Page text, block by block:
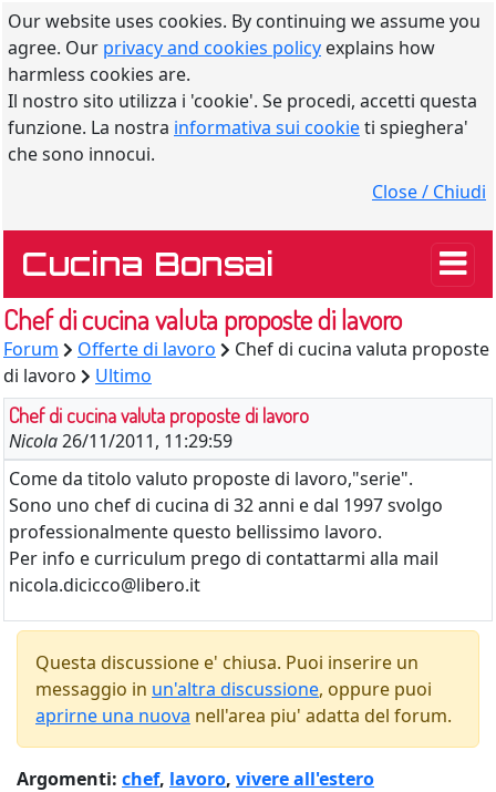
Our website uses cookies. By continuing we assume you
agree. Our privacy and cookies policy explains how
harmless cookies are.
Il nostro sito utilizza i 'cookie'. Se procedi, accetti questa
funzione. La nostra informativa sui cookieti spieghera'
che sono innocui.
Close / Chiudi
Cucina Bonsai
Chef di cucina valuta proposte di lavoro
Forum Offerte di lavoro
Chef di cucina valuta proposte
di lavoro
Ultimo
Chef di cucina valuta proposte di lavoro
Nicola26/11/2011, 11:29:59
Come da titolo valuto proposte di lavoro,"serie".
Sono uno chef di cucina di 32 anni e dal 1997 svolgo
professionalmente questo bellissimo lavoro.
Per info e curriculum prego di contattarmi alla mail
nicola.dicicco@libero.it
Questa discussione e' chiusa. Puoi inserire un
messaggio in un'altra discussione, oppure puoi
aprirne una nuova nell'area piu' adatta del forum.
Argomenti: chef, lavoro, vivere all'estero